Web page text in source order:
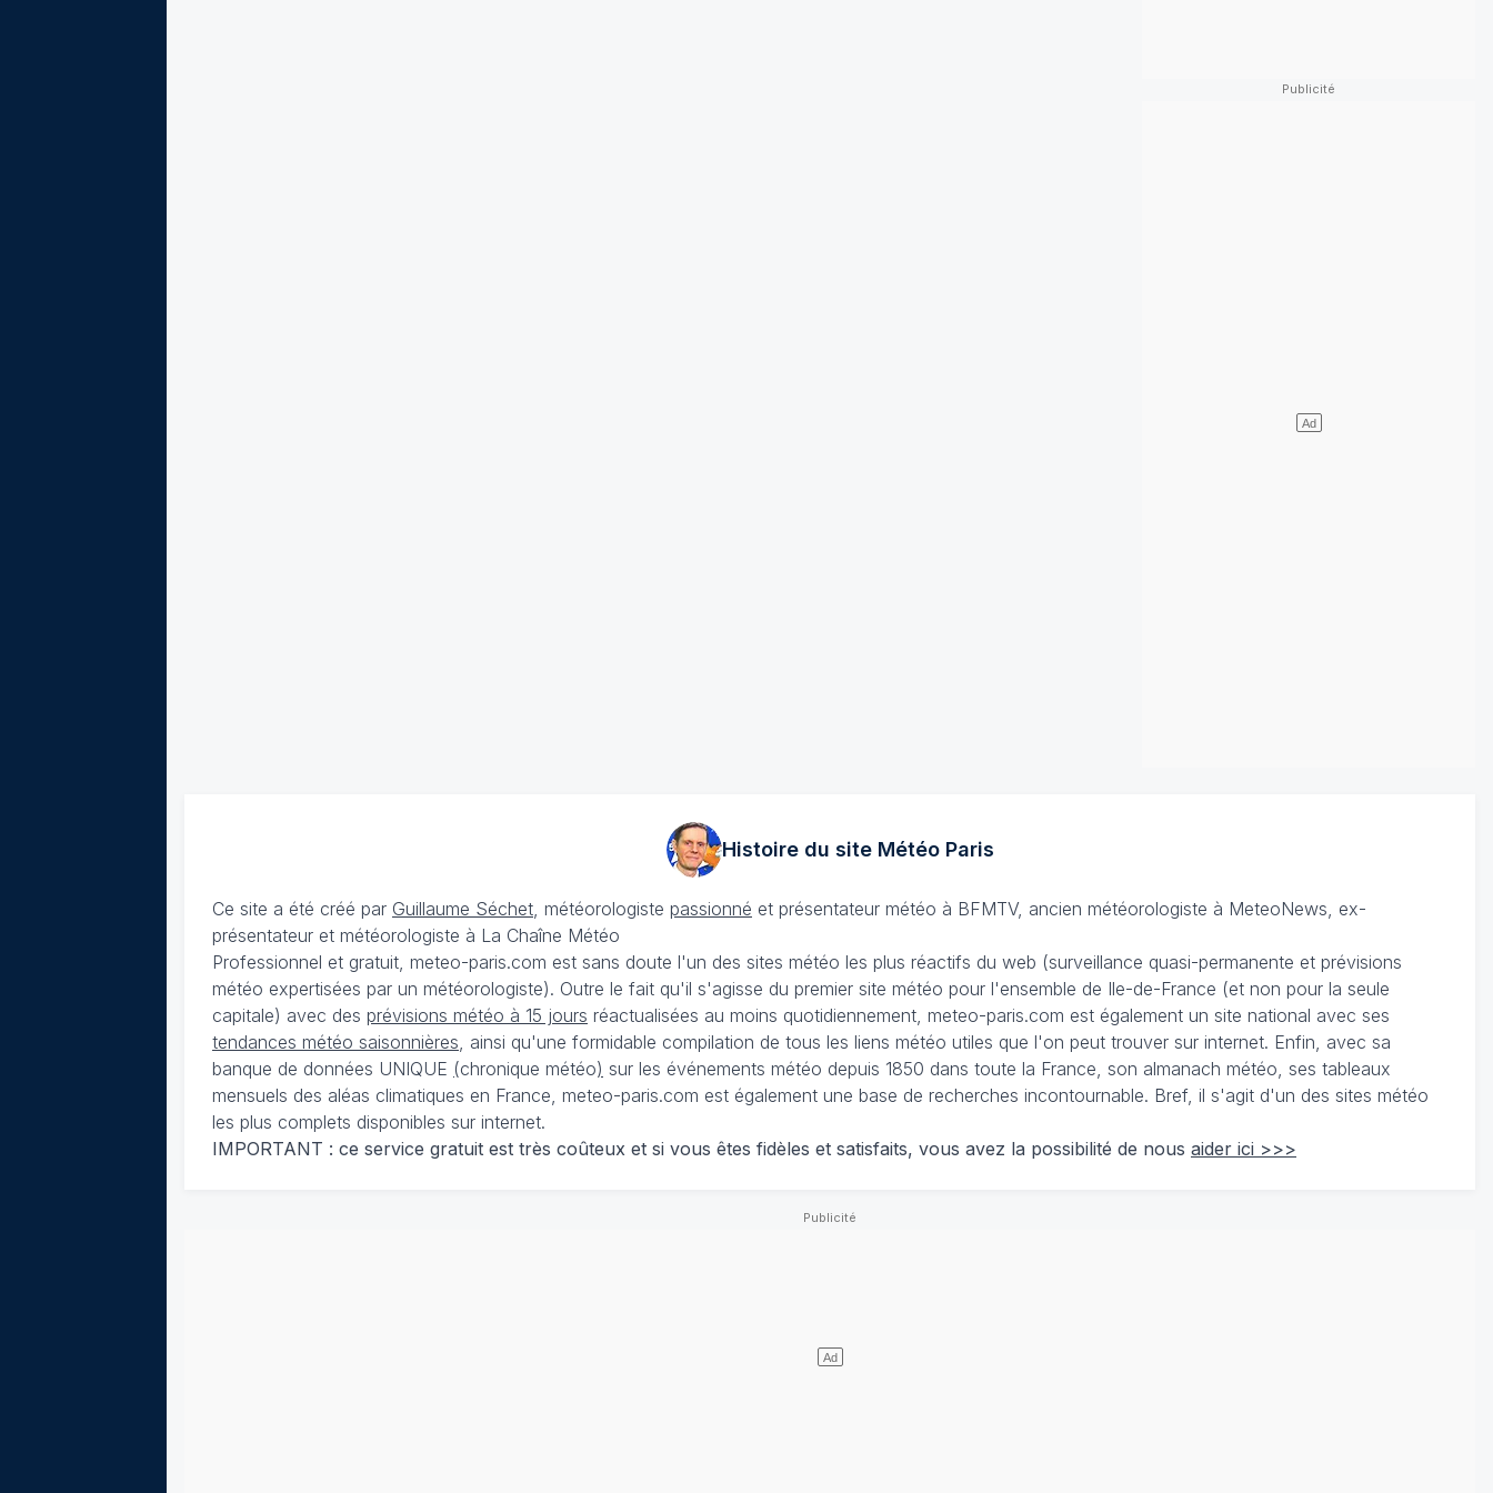
Histoire du site MétéoParis
Ce site a été créé par Guillaume Séchet , météorologiste passionné et présentateur météo à BFMTV, ancien météorologiste à MeteoNews, ex-
présentateur et météorologiste à La Chaîne Météo
Professionnel et gratuit, meteo-paris.com est sans doute l'un des sites météo les plus réactifs du web (surveillance quasi-permanente et prévisions
météo expertisées par un météorologiste). Outre le fait qu'il s'agisse du premier site météo pour l'ensemble de Ile-de-France (et non pour la seule
capitale) avec des prévisions météo à 15 jours réactualisées au moins quotidiennement, meteo-paris.com est également un site national avec ses
tendances météo saisonnières , ainsi qu'une formidable compilation de tous les liens météo utiles que l'on peut trouver sur internet. Enfin, avec sa
banque de données UNIQUE (chronique météo) sur les événements météo depuis 1850 dans toute la France, son almanach météo, ses tableaux
mensuels des aléas climatiques en France, meteo-paris.com est également une base de recherches incontournable. Bref, il s'agit d'un des sites météo
les plus complets disponibles sur internet.
IMPORTANT : ce service gratuit est très coûteux et si vous êtes fidèles et satisfaits, vous avez la possibilité de nous aider ici >>>